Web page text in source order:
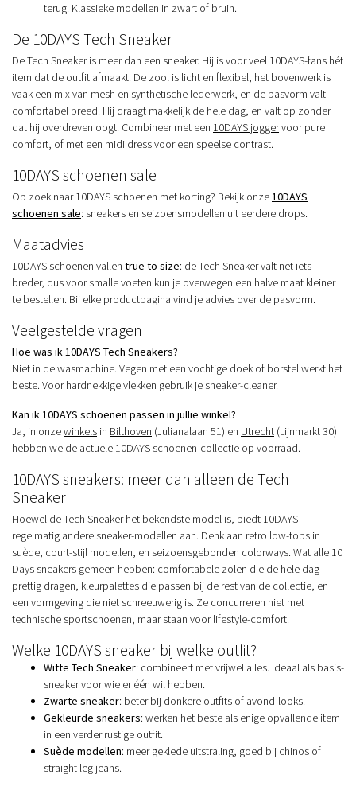
terug. Klassieke modellen in zwart of bruin.
De 10DAYS Tech Sneaker
De Tech Sneaker is meer dan een sneaker. Hij is voor veel 10DAYS-fans hét
item dat de outfit afmaakt. De zool is licht en flexibel, het bovenwerk is
vaak een mix van mesh en synthetische lederwerk, en de pasvorm valt
comfortabel breed. Hij draagt makkelijk de hele dag, en valt op zonder
dat hij overdreven oogt. Combineer met een 10DAYS joggervoor pure
comfort, of met een midi dressvoor een speelse contrast.
10DAYS schoenen sale
Op zoek naar 10DAYS schoenen met korting? Bekijk onze10DAYS
schoenen sale: sneakers en seizoensmodellen uit eerdere drops.
Maatadvies
10DAYS schoenen vallen true to size: de Tech Sneaker valt net iets
breder, dus voor smalle voeten kun je overwegen een halve maat kleiner
te bestellen. Bij elke productpagina vind je advies over de pasvorm.
Veelgestelde vragen
Hoe was ik 10DAYS Tech Sneakers?
Niet in de wasmachine. Vegen met een vochtige doek of borstel werkt het
beste. Voor hardnekkige vlekken gebruik je sneaker-cleaner.
Kan ik 10DAYS schoenen passen in jullie winkel?
Ja, in onzewinkels in Bilthoven (Julianalaan 51) en Utrecht (Lijnmarkt 30)
hebben we de actuele 10DAYS schoenen-collectie op voorraad.
10DAYS sneakers: meer dan alleen de Tech
Sneaker
Hoewel de Tech Sneaker het bekendste model is, biedt 10DAYS
regelmatig andere sneaker-modellen aan. Denk aan retro low-tops in
suède, court-stijl modellen, en seizoensgebonden colorways. Wat alle 10
Days sneakers gemeen hebben: comfortabele zolen die de hele dag
prettig dragen, kleurpalettes die passen bij de rest van de collectie, en
een vormgeving die niet schreeuwerig is. Ze concurreren niet met
technische sportschoenen, maar staan voor lifestyle-comfort.
Welke 10DAYS sneaker bij welke outfit?
Witte Tech Sneaker: combineert met vrijwel alles. Ideaal als basis-
sneaker voor wie er één wil hebben.
Zwarte sneaker: beter bij donkere outfits of avond-looks.
Gekleurde sneakers: werken het beste als enige opvallende item
in een verder rustige outfit.
Suède modellen: meer geklede uitstraling, goed bij chinos of
straight leg jeans.